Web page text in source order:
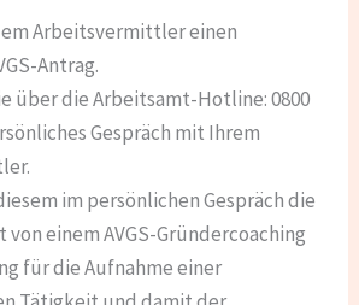
Arbeitsvermittler einen
Antrag.
über die Arbeitsamt-Hotline: 0800
Gespräch mit Ihrem
im persönlichen Gespräch die
einem AVGS-Gründercoaching
für die Aufnahme einer